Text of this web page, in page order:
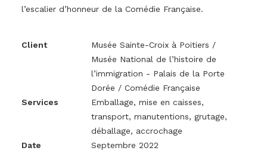
l’escalier d’honneur de la Comédie Française.
Client
Musée Sainte-Croix à Poitiers /
Musée National de l’histoire de
l’immigration - Palais de la Porte
Dorée / Comédie Française
Services
Emballage, mise en caisses,
transport, manutentions, grutage,
déballage, accrochage
Date
Septembre 2022